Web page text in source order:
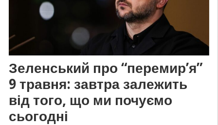
Зеленський про “перемир’я”
9 травня: завтра залежить
від того, що ми почуємо
сьогодні